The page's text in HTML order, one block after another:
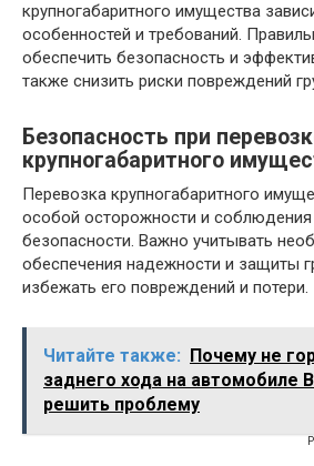
крупногабаритного имущества
особенностей и требований.
обеспечить безопасность и
также снизить риски повреждений
Безопасность при
крупногабаритного
Перевозка крупногабаритного
особой осторожности и
безопасности. Важно учитывать
обеспечения надежности и защиты
избежать его повреждений и потери.
Читайте также: Почему не
заднего хода на автомобиле
решить проблему